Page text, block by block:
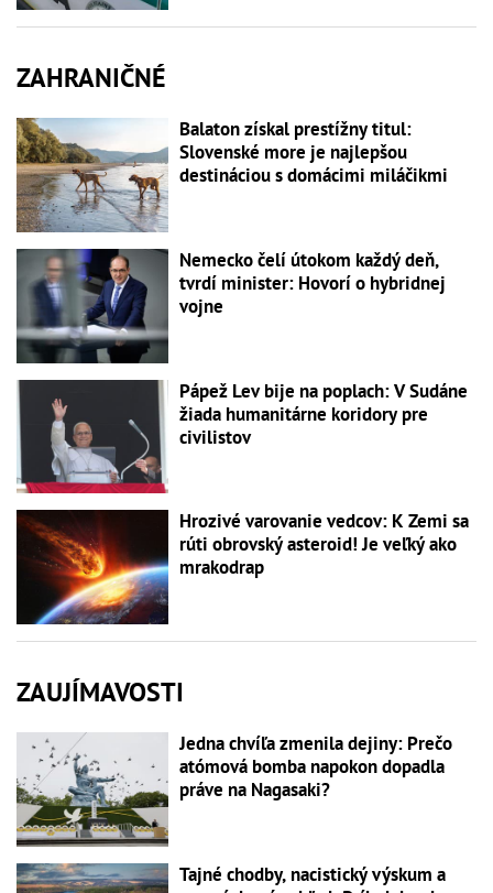
ZAHRANIČNÉ
Balaton získal prestížny titul:
Slovenské more je najlepšou
destináciou s domácimi miláčikmi
Nemecko čelí útokom každý deň,
tvrdí minister: Hovorí o hybridnej
vojne
Pápež Lev bije na poplach: V Sudáne
žiada humanitárne koridory pre
civilistov
Hrozivé varovanie vedcov: K Zemi sa
rúti obrovský asteroid! Je veľký ako
mrakodrap
ZAUJÍMAVOSTI
Jedna chvíľa zmenila dejiny: Prečo
atómová bomba napokon dopadla
práve na Nagasaki?
Tajné chodby, nacistický výskum a